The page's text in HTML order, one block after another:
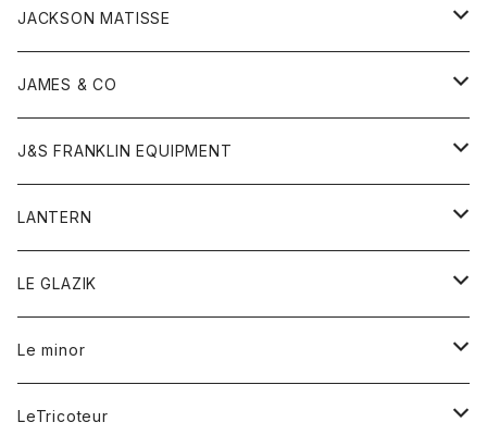
フリース
ストール
マフラー
リング
Tシャツ
グッズ
アンダーウェア
靴
トップス
カーディガン
ジャケット
ボトム
オーバーオール
ショートパンツ
レディース
アウター
カーディガン
コート
Tシャツ
ロンパース
グッズ
靴
ストール
トップス
カットソー
シャツ
ボトム
オーバーオール
ショートパンツ
レディース
オーバーオール
シャツ
ワンピース
ワンピース
ワンピース
バック
キッズ
トレーナー
トップス
Gジャケット
スウェット
帽子
JACKSON MATISSE
Tシャツ
帽子
JAMES & CO
ボトム
J&S FRANKLIN EQUIPMENT
アウター
LANTERN
アウター
Tシャツ
LE GLAZIK
レディース
コート
Le minor
ボトム
LeTricoteur